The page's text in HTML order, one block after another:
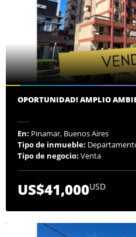
OPORTUNIDAD! AMPLIO
En: Pinamar, Buenos Aires
Tipo de inmueble:
Tipo de negocio: Venta
US$41,000USD